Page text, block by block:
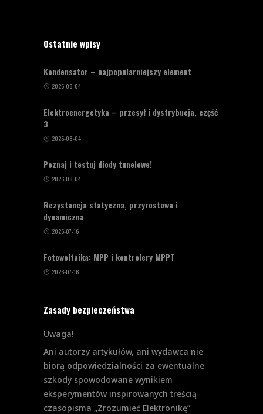
Ostatnie wpisy
Kondensator – najpopularniejszy element
2026-08-04
Elektroenergetyka – przesył i dystrybucja, część
3
2026-08-04
Poznaj i testuj diody tunelowe!
2026-08-04
Rezystancja statyczna, przyrostowa i
dynamiczna
2026-07-16
Fotowoltaika: MPP i kontrolery MPPT
2026-07-16
Zasady bezpieczeństwa
Uwaga!
Ani autorzy artykułów, ani wydawca nie
biorą odpowiedzialności za ewentualne
szkody spowodowane wynikiem
eksperymentów inspirowanych treścią
czasopisma „Zrozumieć Elektronikę”